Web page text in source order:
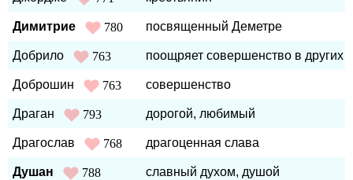
Димитрие 780 посвященный Деметре
Добрило 763 поощряет совершенство в других
Доброшин 763 совершенство
Драган 793 дорогой, любимый
Драгослав 768 драгоценная слава
Душан 788 славный духом, душой